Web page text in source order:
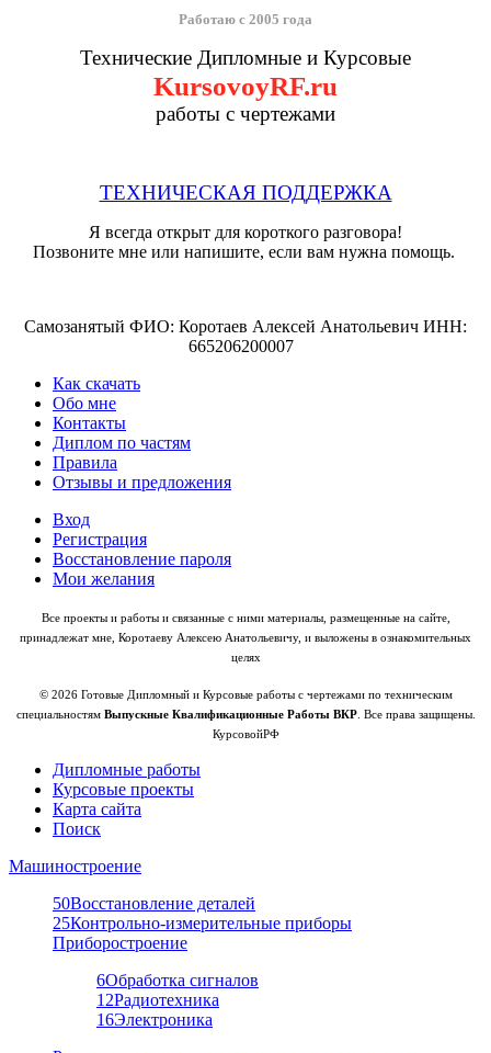
Работаю с 2005 года
Технические Дипломные и Курсовые
KursovoyRF.ru
работы с чертежами
ТЕХНИЧЕСКАЯ ПОДДЕРЖКА
Я всегда открыт для короткого разговора!
Позвоните мне или напишите, если вам нужна помощь.
Самозанятый ФИО: Коротаев Алексей Анатольевич ИНН:
665206200007
Как скачать
Обо мне
Контакты
Диплом по частям
Правила
Отзывы и предложения
Вход
Регистрация
Восстановление пароля
Мои желания
Все проекты и работы и связанные с ними материалы, размещенные на сайте,
принадлежат мне, Коротаеву Алексею Анатольевичу, и выложены в ознакомительных
целях
© 2026 Готовые Дипломный и Курсовые работы с чертежами по техническим
специальностям Выпускные Квалификационные Работы ВКР. Все права защищены.
КурсовойРФ
Дипломные работы
Курсовые проекты
Карта сайта
Поиск
Машиностроение
50Восстановление деталей
25Контрольно-измерительные приборы
Приборостроение
6Обработка сигналов
12Радиотехника
16Электроника